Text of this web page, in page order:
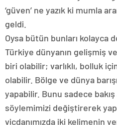
‘güven’ ne yazık ki mumla
geldi.
Oysa bütün bunları kolayca
Türkiye dünyanın gelişmiş
biri olabilir; varlıklı, bolluk
olabilir. Bölge ve dünya
yapabilir. Bunu sadece bakış
söylemimizi değiştirerek
vicdanımızda iki kelimenin